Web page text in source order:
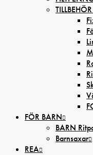
FÖR BARN
BARN
Barnsaxar
REA